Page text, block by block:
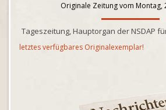
Originale Zeitung vom Montag,
Tageszeitung, Hauptorgan der NSDAP
letztes verfügbares Originalexemplar!